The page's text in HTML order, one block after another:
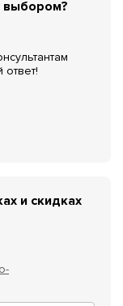
выбором?
ответ!
и скидках